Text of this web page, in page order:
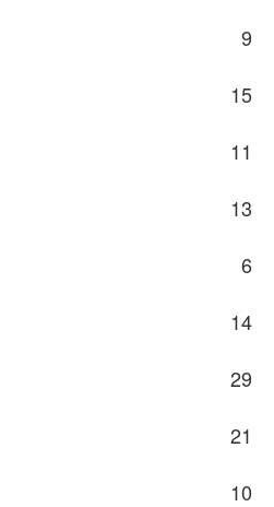
9
15
11
13
6
14
29
21
10